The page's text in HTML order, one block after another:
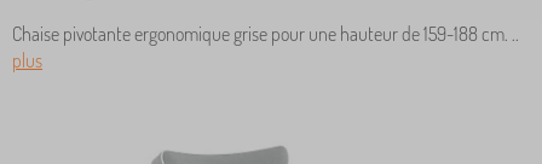
Chaise pivotante ergonomique grise pour une hauteur de 159-188 cm. ..
plus